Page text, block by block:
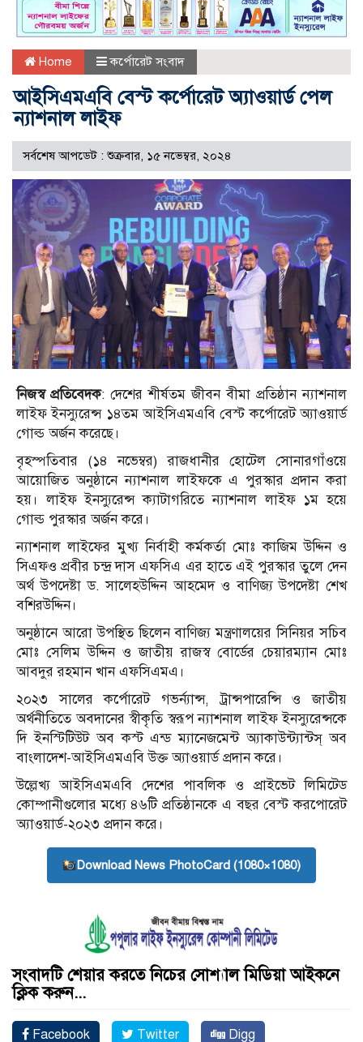
Home কর্পোরেট সংবাদ
আইসিএমএবি বেস্ট কর্পোরেট অ্যাওয়ার্ড পেল
ন্যাশনাল লাইফ
সর্বশেষ আপডেট : শুক্রবার, ১৫ নভেম্বর, ২০২৪
নিজস্ব প্রতিবেদক: দেশের শীর্ষতম জীবন বীমা প্রতিষ্ঠান ন্যাশনাল
লাইফ ইনস্যুরেন্স ১৪তম আইসিএমএবি বেস্ট কর্পোরেট অ্যাওয়ার্ড
গোল্ড অর্জন করেছে।
বৃহস্পতিবার (১৪ নভেম্বর) রাজধানীর হোটেল সোনারগাঁওয়ে
আয়োজিত অনুষ্ঠানে ন্যাশনাল লাইফকে এ পুরস্কার প্রদান করা
হয়। লাইফ ইনস্যুরেন্স ক্যাটাগরিতে ন্যাশনাল লাইফ ১ম হয়ে
গোল্ড পুরস্কার অর্জন করে।
ন্যাশনাল লাইফের মুখ্য নির্বাহী কর্মকর্তা মোঃ কাজিম উদ্দিন ও
সিএফও প্রবীর চন্দ্র দাস এফসিএ এর হাতে এই পুরস্কার তুলে দেন
অর্থ উপদেষ্টা ড. সালেহউদ্দিন আহমেদ ও বাণিজ্য উপদেষ্টা শেখ
বশিরউদ্দিন।
অনুষ্ঠানে আরো উপস্থিত ছিলেন বাণিজ্য মন্ত্রণালয়ের সিনিয়র সচিব
মোঃ সেলিম উদ্দিন ও জাতীয় রাজস্ব বোর্ডের চেয়ারম্যান মোঃ
আবদুর রহমান খান এফসিএমএ।
২০২৩ সালের কর্পোরেট গভর্ন্যান্স, ট্রান্সপারেন্সি ও জাতীয়
অর্থনীতিতে অবদানের স্বীকৃতি স্বরূপ ন্যাশনাল লাইফ ইনস্যুরেন্সকে
দি ইনস্টিটিউট অব কস্ট এন্ড ম্যানেজমেন্ট অ্যাকাউন্ট্যান্টস্ অব
বাংলাদেশ-আইসিএমএবি উক্ত অ্যাওয়ার্ড প্রদান করে।
উল্লেখ্য আইসিএমএবি দেশের পাবলিক ও প্রাইভেট লিমিটেড
কোম্পানীগুলোর মধ্যে ৪৬টি প্রতিষ্ঠানকে এ বছর বেস্ট করপোরেট
অ্যাওয়ার্ড-২০২৩ প্রদান করে।
Download News PhotoCard (1080×1080)
সংবাদটি শেয়ার করতে নিচের সোশ্যাল মিডিয়া আইকনে
ক্লিক করুন...
Facebook Twitter Digg